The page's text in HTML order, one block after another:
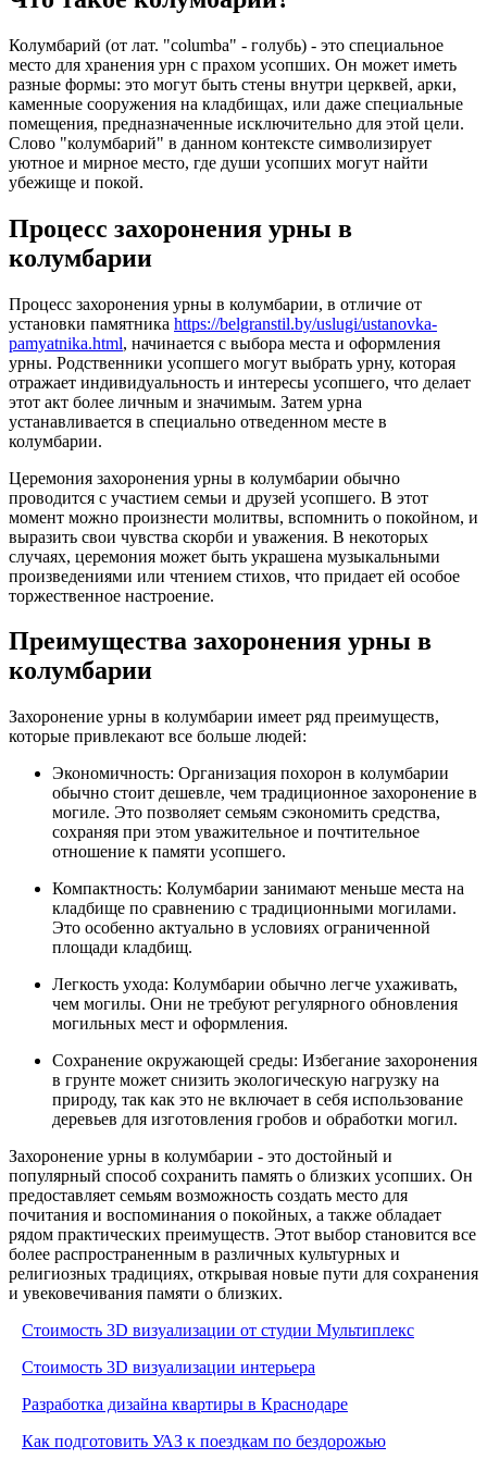
Колумбарий (от лат. "columba" - голубь) - это специальное
место для хранения урн с прахом усопших. Он может иметь
разные формы: это могут быть стены внутри церквей, арки,
каменные сооружения на кладбищах, или даже специальные
помещения, предназначенные исключительно для этой цели.
Слово "колумбарий" в данном контексте символизирует
уютное и мирное место, где души усопших могут найти
убежище и покой.
Процесс захоронения урны в
колумбарии
Процесс захоронения урны в колумбарии, в отличие от
установки памятника https://belgranstil.by/uslugi/ustanovka-
pamyatnika.html, начинается с выбора места и оформления
урны. Родственники усопшего могут выбрать урну, которая
отражает индивидуальность и интересы усопшего, что делает
этот акт более личным и значимым. Затем урна
устанавливается в специально отведенном месте в
колумбарии.
Церемония захоронения урны в колумбарии обычно
проводится с участием семьи и друзей усопшего. В этот
момент можно произнести молитвы, вспомнить о покойном, и
выразить свои чувства скорби и уважения. В некоторых
случаях, церемония может быть украшена музыкальными
произведениями или чтением стихов, что придает ей особое
торжественное настроение.
Преимущества захоронения урны в
колумбарии
Захоронение урны в колумбарии имеет ряд преимуществ,
которые привлекают все больше людей:
Экономичность: Организация похорон в колумбарии
обычно стоит дешевле, чем традиционное захоронение в
могиле. Это позволяет семьям сэкономить средства,
сохраняя при этом уважительное и почтительное
отношение к памяти усопшего.
Компактность: Колумбарии занимают меньше места на
кладбище по сравнению с традиционными могилами.
Это особенно актуально в условиях ограниченной
площади кладбищ.
Легкость ухода: Колумбарии обычно легче ухаживать,
чем могилы. Они не требуют регулярного обновления
могильных мест и оформления.
Сохранение окружающей среды: Избегание захоронения
в грунте может снизить экологическую нагрузку на
природу, так как это не включает в себя использование
деревьев для изготовления гробов и обработки могил.
Захоронение урны в колумбарии - это достойный и
популярный способ сохранить память о близких усопших. Он
предоставляет семьям возможность создать место для
почитания и воспоминания о покойных, а также обладает
рядом практических преимуществ. Этот выбор становится все
более распространенным в различных культурных и
религиозных традициях, открывая новые пути для сохранения
и увековечивания памяти о близких.
Стоимость 3D визуализации от студии Мультиплекс
Стоимость 3D визуализации интерьера
Разработка дизайна квартиры в Краснодаре
Как подготовить УАЗ к поездкам по бездорожью